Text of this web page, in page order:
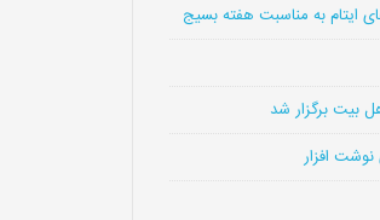
ایتام به مناسبت هفته بسیج
بیت برگزار شد
افزار